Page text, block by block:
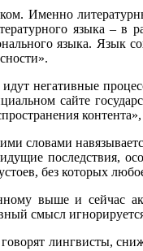
Именно
языка
языка. Язык
негативные
сайте
словами
последствия,
без которых
выше и сейчас
смысл
лингвисты,